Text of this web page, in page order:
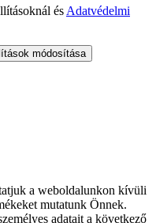
és Adatvédelmi
módosítása
a weboldalunkon kívüli
mutatunk Önnek.
adatait a következő